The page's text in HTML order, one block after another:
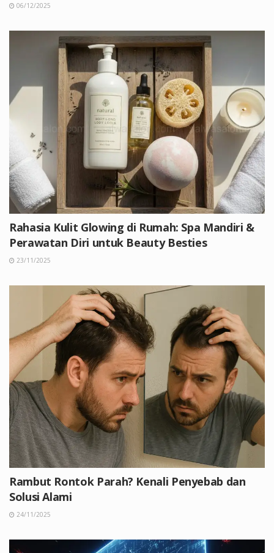
06/12/2025
Rahasia Kulit Glowing di Rumah: Spa Mandiri &
Perawatan Diri untuk Beauty Besties
23/11/2025
Rambut Rontok Parah? Kenali Penyebab dan
Solusi Alami
24/11/2025